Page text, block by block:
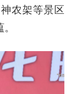
农架等景区